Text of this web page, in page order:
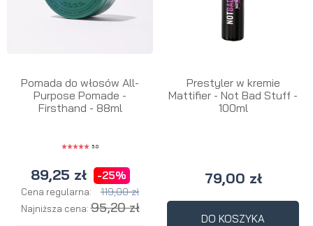
Pomada do włosów All-
Purpose Pomade -
Firsthand - 88ml
5.0
89,25 zł -25%
Cena regularna: 119,00 zł
Najniższa cena:95,20 zł
Prestyler w kremie
Mattifier - Not Bad Stuff -
100ml
79,00 zł
DO KOSZYKA